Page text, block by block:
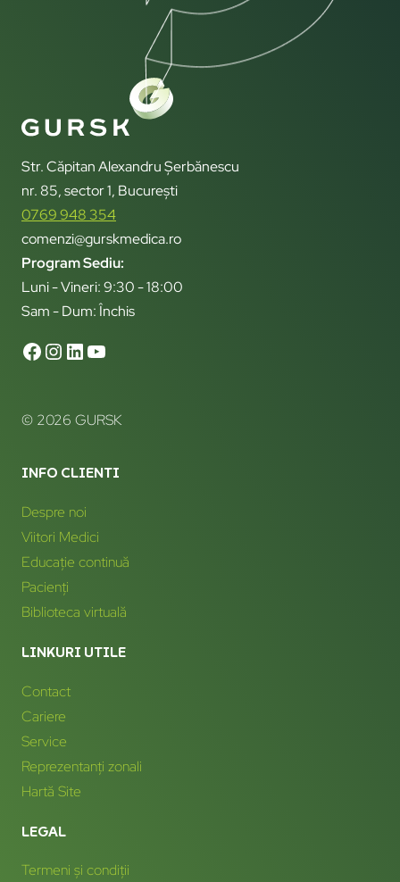
Str. Căpitan Alexandru Șerbănescu
nr. 85, sector 1, București
0769 948 354
comenzi@gurskmedica.ro
Program Sediu:
Luni - Vineri: 9:30 - 18:00
Sam - Dum: Închis
© 2026 GURSK
INFO CLIENTI
Despre noi
Viitori Medici
Educație continuă
Pacienți
Biblioteca virtuală
LINKURI UTILE
Contact
Cariere
Service
Reprezentanți zonali
Hartă Site
LEGAL
Termeni și condiții